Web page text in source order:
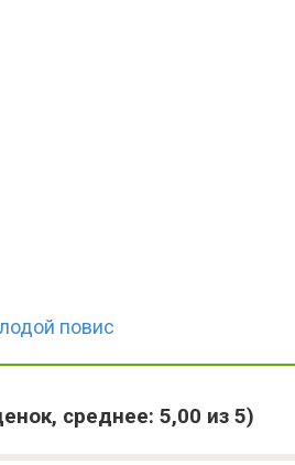
повис
среднее: 5,00 из 5)